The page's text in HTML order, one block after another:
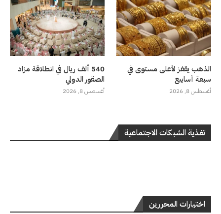
الذهب يقفز لأعلى مستوى في
سبعة أسابيع
أغسطس 8, 2026
540 ألف ريال في انطلاقة مزاد
الصقور الدولي
أغسطس 8, 2026
تغذية الشبكات الاجتماعية
اختيارات المحررين